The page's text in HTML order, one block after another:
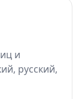
и
русский,